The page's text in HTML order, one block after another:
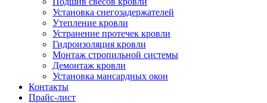
Установка снегозадержателей
Утепление кровли
Устранение протечек кровли
Гидроизоляция кровли
Монтаж стропильной системы
Демонтаж кровли
Установка мансардных окон
Контакты
Прайс-лист